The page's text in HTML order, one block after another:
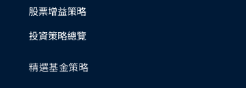
股票增益策略
投資策略總覽
精選基金策略